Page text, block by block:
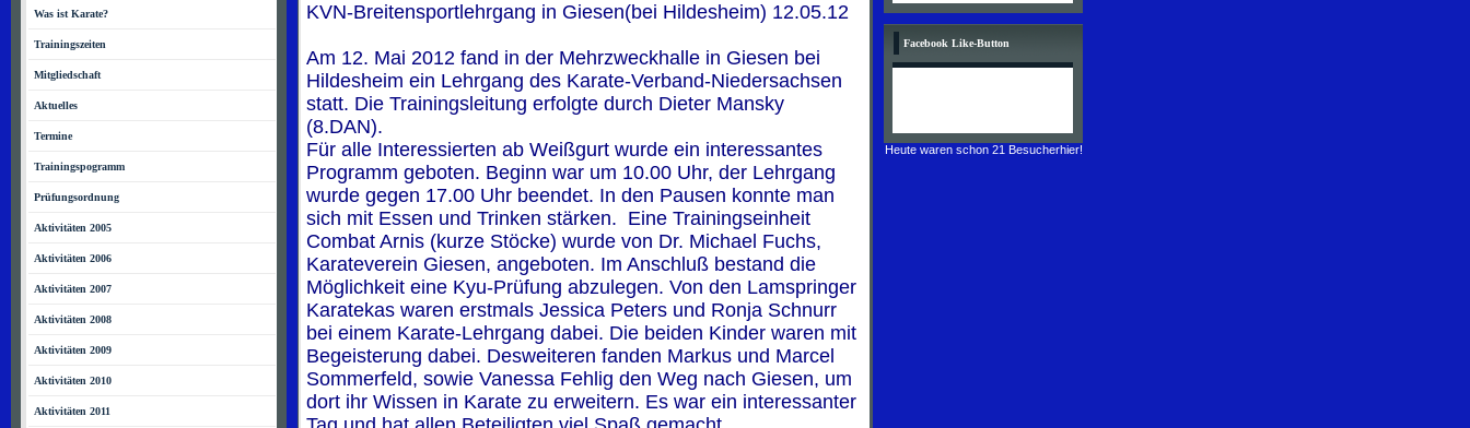
Was ist Karate?
Trainingszeiten
Mitgliedschaft
Aktuelles
Termine
Trainingspogramm
Prüfungsordnung
Aktivitäten 2005
Aktivitäten 2006
Aktivitäten 2007
Aktivitäten 2008
Aktivitäten 2009
Aktivitäten 2010
Aktivitäten 2011
KVN-Breitensportlehrgang in Giesen(bei Hildesheim) 12.05.12
Am 12. Mai 2012 fand in der Mehrzweckhalle in Giesen bei
Hildesheim ein Lehrgang des Karate-Verband-Niedersachsen
statt. Die Trainingsleitung erfolgte durch Dieter Mansky
(8.DAN).
Für alle Interessierten ab Weißgurt wurde ein interessantes
Programm geboten. Beginn war um 10.00 Uhr, der Lehrgang
wurde gegen 17.00 Uhr beendet. In den Pausen konnte man
sich mit Essen und Trinken stärken. Eine Trainingseinheit
Combat Arnis (kurze Stöcke) wurde von Dr. Michael Fuchs,
Karateverein Giesen, angeboten. Im Anschluß bestand die
Möglichkeit eine Kyu-Prüfung abzulegen. Von den Lamspringer
Karatekas waren erstmals Jessica Peters und Ronja Schnurr
bei einem Karate-Lehrgang dabei. Die beiden Kinder waren mit
Begeisterung dabei. Desweiteren fanden Markus und Marcel
Sommerfeld, sowie Vanessa Fehlig den Weg nach Giesen, um
dort ihr Wissen in Karate zu erweitern. Es war ein interessanter
Facebook Like-Button
Heute waren schon 21 Besucherhier!